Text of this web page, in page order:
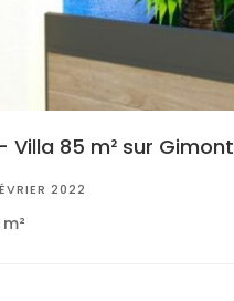
Villa 85 m² sur Gimont
2022